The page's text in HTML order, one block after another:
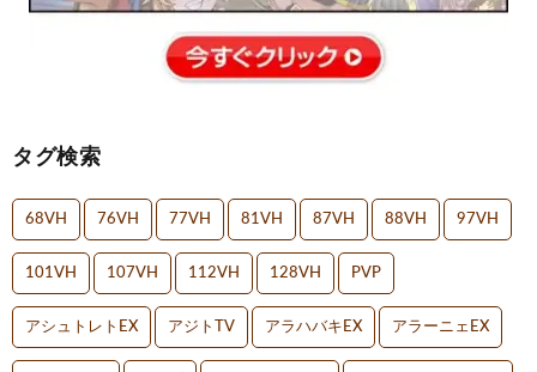
タグ検索
68VH 76VH 77VH 81VH 87VH 88VH 97VH
101VH 107VH 112VH 128VH PVP
アシュトレトEX アジトTV アラハバキEX アラーニェEX